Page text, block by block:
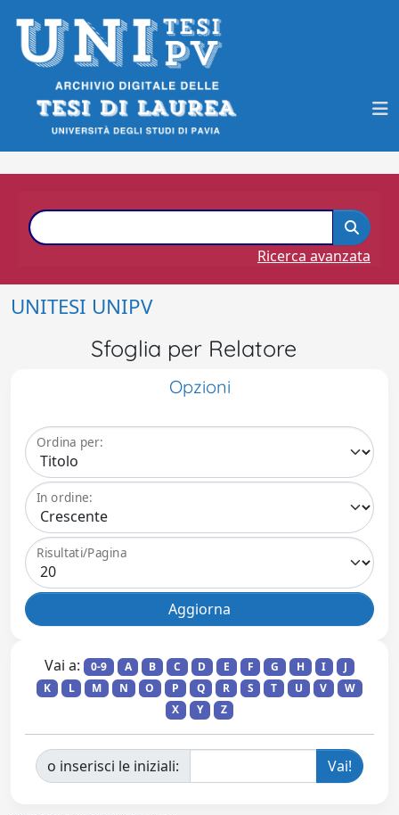
Ricerca avanzata
UNITESI UNIPV
Sfoglia per Relatore
Opzioni
Ordina per:
In ordine:
Risultati/Pagina
Vai a: 0-9 A B C D E F G H I
J
K
L M N O P Q R S T U V
W
X
Y Z
o inserisci le iniziali: